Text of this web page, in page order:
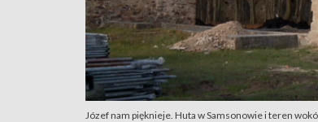
Józef nam pięknieje. Huta w Samsonowie i teren